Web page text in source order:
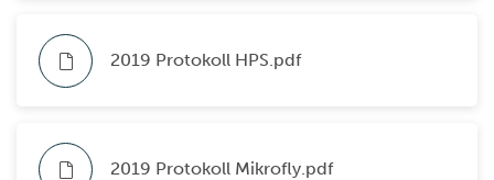
2019 Protokoll HPS.pdf
2019 Protokoll Mikrofly.pdf